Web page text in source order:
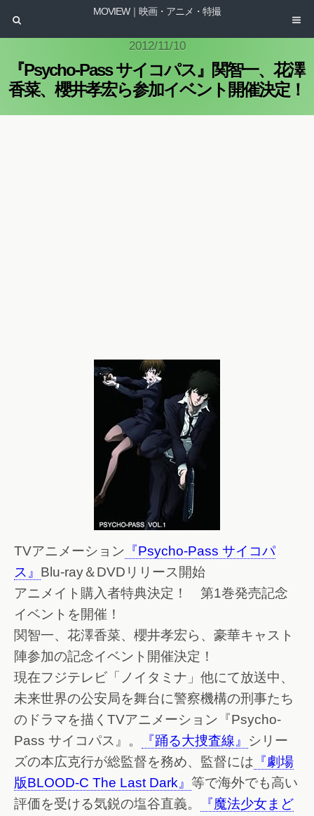
MOVIEW｜映画・アニメ・特撮
2012/11/10
『Psycho-Pass サイコパス』関智一、花澤
香菜、櫻井孝宏ら参加イベント開催決定！
TVアニメーション 『Psycho-Pass サイコパ
ス』 Blu-ray＆DVDリリース開始
アニメイト購入者特典決定！ 第1巻発売記念
イベントを開催！
関智一、花澤香菜、櫻井孝宏ら、豪華キャスト
陣参加の記念イベント開催決定！
現在フジテレビ「ノイタミナ」他にて放送中、
未来世界の公安局を舞台に警察機構の刑事たち
のドラマを描くTVアニメーション『Psycho-
Pass サイコパス』。
『踊る大捜査線』 シリー
ズの本広克行が総監督を務め、監督には 『劇場
版BLOOD-C The Last Dark』 等で海外でも高い
評価を受ける気鋭の塩谷直義。
『魔法少女まど